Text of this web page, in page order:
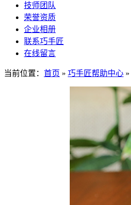
技师团队
荣誉资质
企业相册
联系巧手匠
在线留言
当前位置： 首页 » 巧手匠帮助中心 »